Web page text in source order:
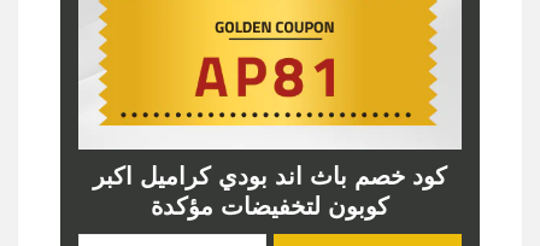
كود خصم باث اند بودي كراميل اكبر
كوبون لتخفيضات مؤكدة